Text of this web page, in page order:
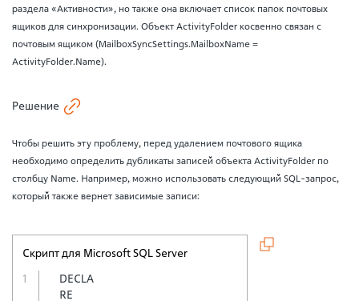
раздела «Активности», но также она включает список папок почтовых
ящиков для синхронизации. Объект ActivityFolder косвенно связан с
почтовым ящиком (MailboxSyncSettings.MailboxName =
ActivityFolder.Name).
Решение
Чтобы решить эту проблему, перед удалением почтового ящика
необходимо определить дубликаты записей объекта ActivityFolder по
столбцу Name. Например, можно использовать следующий SQL-запрос,
который также вернет зависимые записи:
Скрипт для Microsoft SQL Server
DECLA